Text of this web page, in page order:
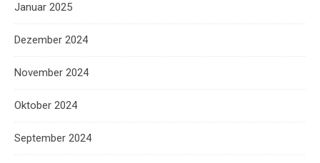
Januar 2025
Dezember 2024
November 2024
Oktober 2024
September 2024